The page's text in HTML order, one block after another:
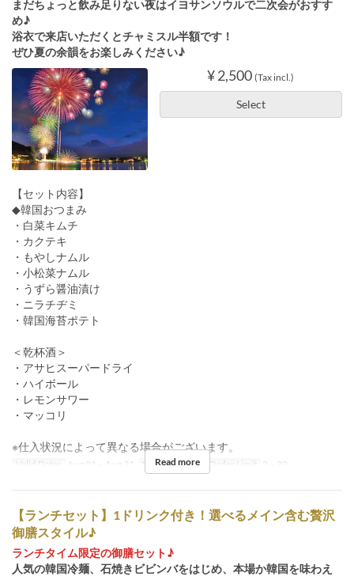
まだちょっと飲み足りない夜はイヨサンソウルで二次会がおすす
め♪
浴衣で来店いただくとチャミスル半額です！
ぜひ夏の余韻をお楽しみください♪
¥ 2,500 (Tax incl.)
Select
【セット内容】
◆韓国おつまみ
・白菜キムチ
・カクテキ
・もやしナムル
・小松菜ナムル
・うずら醤油漬け
・ニラチヂミ
・韓国海苔ポテト
＜乾杯酒＞
・アサヒスーパードライ
・ハイボール
・レモンサワー
・マッコリ
※仕入状況によって異なる場合がございます。
Valid Dates Aug 01 ~ Aug 31 Meals Dinner Order Limit 2 ~ 20
Read more
【ランチセット】1ドリンク付き！選べるメイン含む贅沢
御膳スタイル♪
ランチタイム限定の御膳セット♪
人気の韓国冷麺、石焼きビビンバをはじめ、本場か韓国を味わえ